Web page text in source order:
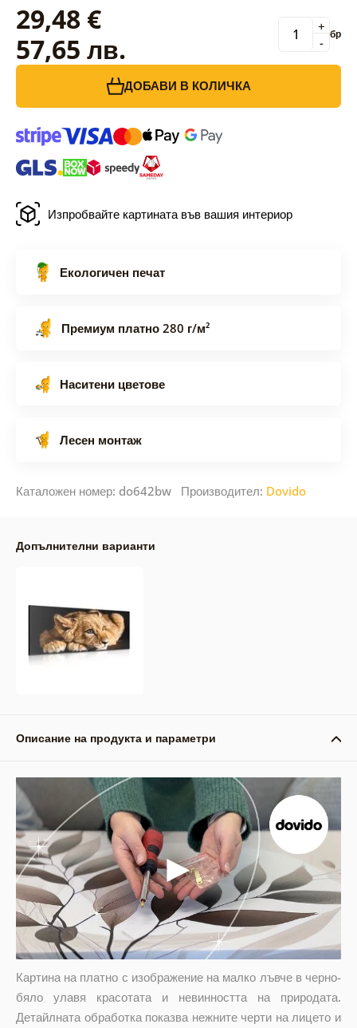
29,48 €
57,65 лв.
-
+ бр
ДОБАВИ В КОЛИЧКА
Изпробвайте картината във вашия интериор
Екологичен печат
Премиум платно 280 г/м²
Наситени цветове
Лесен монтаж
Каталожен номер: do642bw Производител: Dovido
Допълнителни варианти
Описание на продукта и параметри
Картина на платно с изображение на малко лъвче в черно-
бяло улавя красотата и невинността на природата.
Детайлната обработка показва нежните черти на лицето и